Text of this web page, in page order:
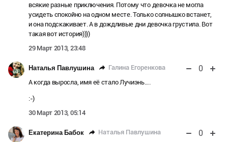
всякие разные приключения. Потому что девочка не могла
усидеть спокойно на одном месте. Только солнышко встанет,
и она подскакивает. А в дождливые дни девочка грустила. Вот
такая вот история))))
29 Март 2013, 23:48
Наталья Павлушина Галина Егоренкова 0
А когда выросла, имя её стало Лучиэнь….
:-)
30 Март 2013, 05:14
Екатерина Бабок Наталья Павлушина 0